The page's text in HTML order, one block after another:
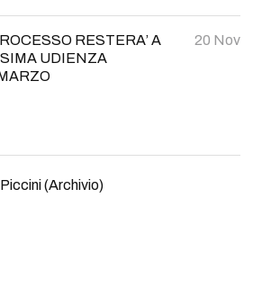
RESTERA’ A
UDIENZA
20 Nov
(Archivio)